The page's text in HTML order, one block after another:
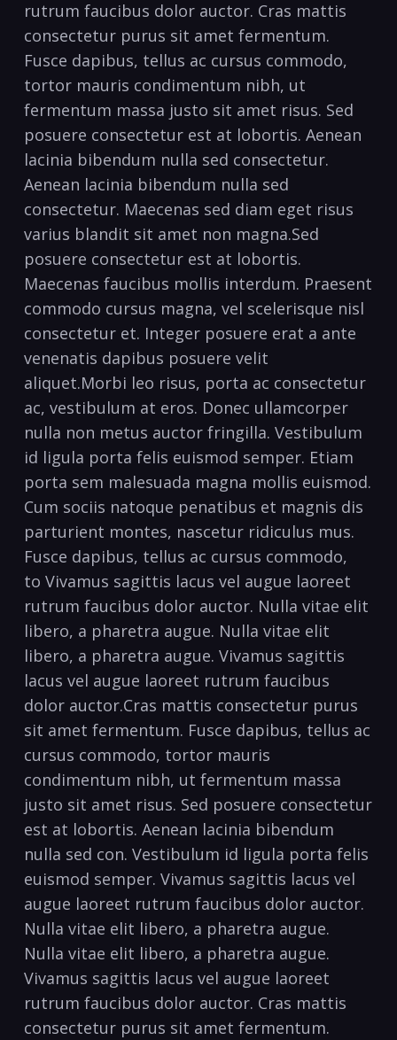
rutrum faucibus dolor auctor. Cras mattis
consectetur purus sit amet fermentum.
Fusce dapibus, tellus ac cursus commodo,
tortor mauris condimentum nibh, ut
fermentum massa justo sit amet risus. Sed
posuere consectetur est at lobortis. Aenean
lacinia bibendum nulla sed consectetur.
Aenean lacinia bibendum nulla sed
consectetur. Maecenas sed diam eget risus
varius blandit sit amet non magna.Sed
posuere consectetur est at lobortis.
Maecenas faucibus mollis interdum. Praesent
commodo cursus magna, vel scelerisque nisl
consectetur et. Integer posuere erat a ante
venenatis dapibus posuere velit
aliquet.Morbi leo risus, porta ac consectetur
ac, vestibulum at eros. Donec ullamcorper
nulla non metus auctor fringilla. Vestibulum
id ligula porta felis euismod semper. Etiam
porta sem malesuada magna mollis euismod.
Cum sociis natoque penatibus et magnis dis
parturient montes, nascetur ridiculus mus.
Fusce dapibus, tellus ac cursus commodo,
to Vivamus sagittis lacus vel augue laoreet
rutrum faucibus dolor auctor. Nulla vitae elit
libero, a pharetra augue. Nulla vitae elit
libero, a pharetra augue. Vivamus sagittis
lacus vel augue laoreet rutrum faucibus
dolor auctor.Cras mattis consectetur purus
sit amet fermentum. Fusce dapibus, tellus ac
cursus commodo, tortor mauris
condimentum nibh, ut fermentum massa
justo sit amet risus. Sed posuere consectetur
est at lobortis. Aenean lacinia bibendum
nulla sed con. Vestibulum id ligula porta felis
euismod semper. Vivamus sagittis lacus vel
augue laoreet rutrum faucibus dolor auctor.
Nulla vitae elit libero, a pharetra augue.
Nulla vitae elit libero, a pharetra augue.
Vivamus sagittis lacus vel augue laoreet
rutrum faucibus dolor auctor. Cras mattis
consectetur purus sit amet fermentum.